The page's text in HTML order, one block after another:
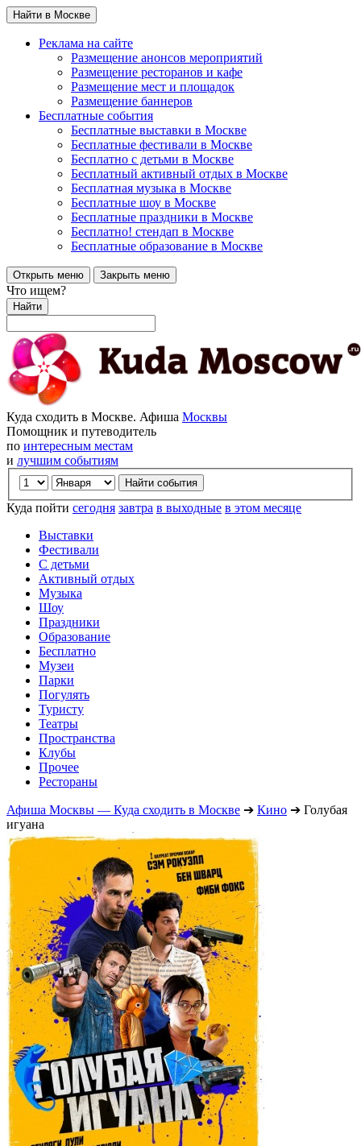
Найти в Москве
Реклама на сайте
Размещение анонсов мероприятий
Размещение ресторанов и кафе
Размещение мест и площадок
Размещение баннеров
Бесплатные события
Бесплатные выставки в Москве
Бесплатные фестивали в Москве
Бесплатно с детьми в Москве
Бесплатный активный отдых в Москве
Бесплатная музыка в Москве
Бесплатные шоу в Москве
Бесплатные праздники в Москве
Бесплатно! стендап в Москве
Бесплатные образование в Москве
Открыть меню Закрыть меню
Что ищем?
Найти
Куда сходить в Москве. Афиша Москвы
Помощник и путеводитель
по интересным местам
и лучшим событиям
Куда пойти сегодня завтра в выходные в этом месяце
Выставки
Фестивали
С детьми
Активный отдых
Музыка
Шоу
Праздники
Образование
Бесплатно
Музеи
Парки
Погулять
Туристу
Театры
Пространства
Клубы
Прочее
Рестораны
Афиша Москвы — Куда сходить в Москве ➔ Кино ➔ Голубая
игуана